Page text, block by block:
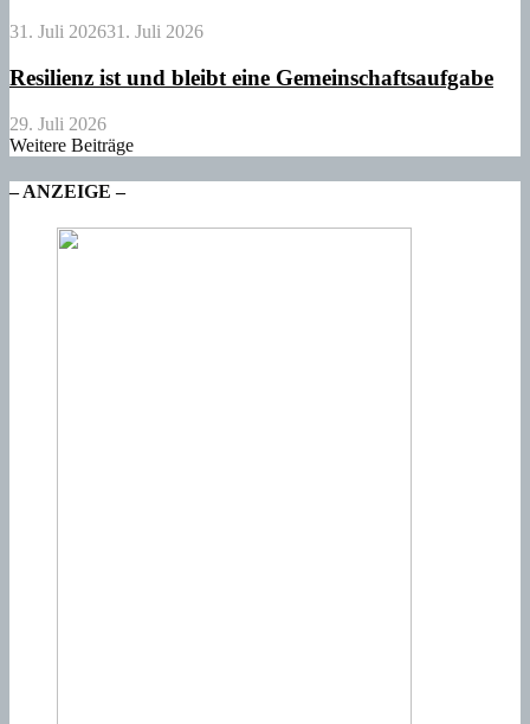
31. Juli 202631. Juli 2026
Resilienz ist und bleibt eine Gemeinschaftsaufgabe
29. Juli 2026
Weitere Beiträge
– ANZEIGE –